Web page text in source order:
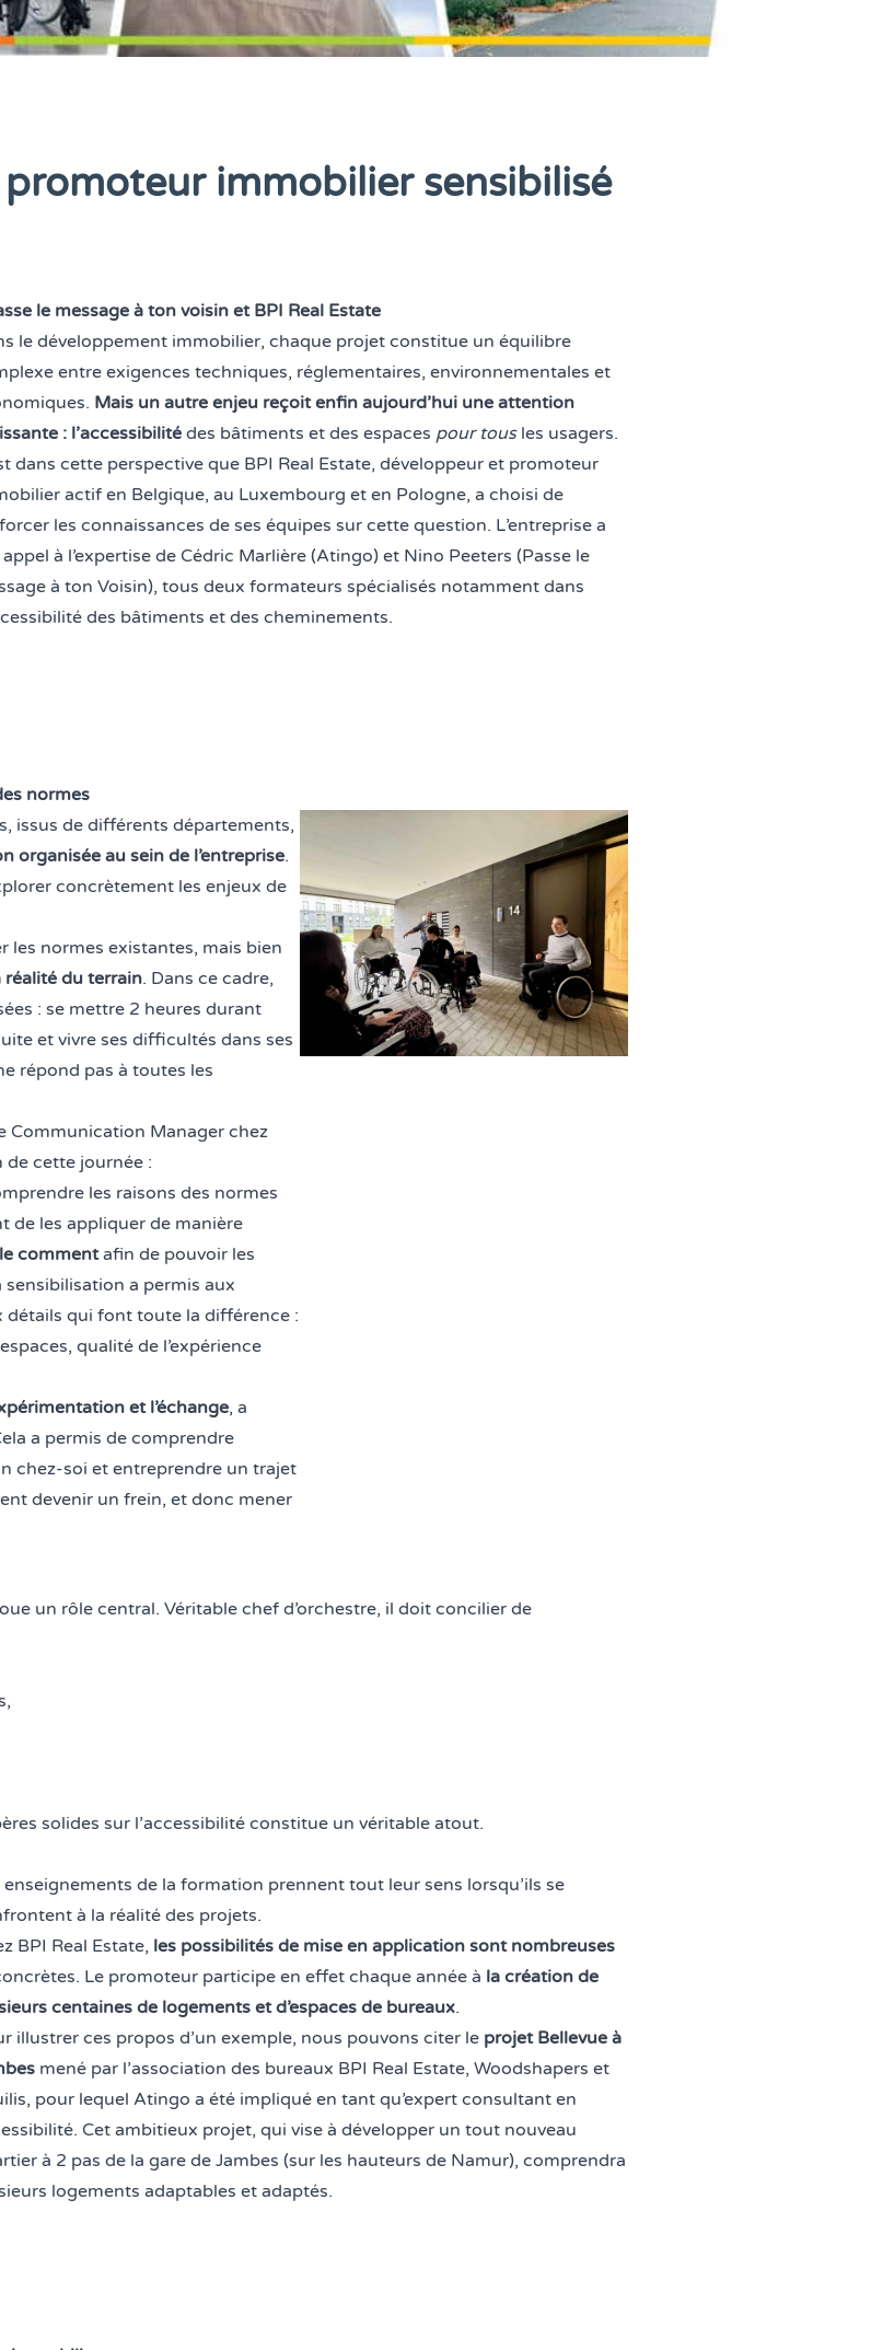
promoteur immobilier sensibilisé
le message à ton voisin et BPI Real Estate
le développement immobilier, chaque projet constitue un équilibre
entre exigences techniques, réglementaires, environnementales et
Mais un autre enjeu reçoit enfin aujourd’hui une attention
: l’accessibilité des bâtiments et des espaces pour tousles usagers.
dans cette perspective que BPI Real Estate, développeur et promoteur
actif en Belgique, au Luxembourg et en Pologne, a choisi de
les connaissances de ses équipes sur cette question. L’entreprise a
à l’expertise de Cédric Marlière(Atingo) et Nino Peeters (Passe le
à ton Voisin), tous deux formateurs spécialisés notamment dans
des bâtiments et des cheminements.
normes
issus de différents départements,
organisée au sein de l’entreprise.
concrètement les enjeux de
les normes existantes, mais bien
réalité du terrain. Dans ce cadre,
: se mettre 2 heures durant
et vivre ses difficultés dans ses
répond pas à toutes les
Communication Manager chez
de cette journée :
les raisons des normes
de les appliquer de manière
commentafin de pouvoir les
a permis aux
qui font toute la différence :
qualité de l’expérience
et l’échange, a
a permis de comprendre
chez-soi et entreprendre un trajet
devenir un frein, et donc mener
un rôle central. Véritable chef d’orchestre, il doit concilier de
solides sur l’accessibilité constitue un véritable atout.
enseignements de la formation prennent tout leur sens lorsqu’ils se
à la réalité des projets.
BPI Real Estate, les possibilités de mise en application sont nombreuses
Le promoteur participe en effet chaque année à la création de
centaines de logements et d’espaces de bureaux.
illustrer ces propos d’un exemple, nous pouvons citer le projet Bellevue à
mené par l’association des bureaux BPI Real Estate, Woodshapers et
, pour lequel Atingo a été impliqué en tant qu’expert consultant en
Cet ambitieux projet, qui vise à développer un tout nouveau
à 2 pas de la gare de Jambes (sur les hauteurs de Namur), comprendra
logements adaptables et adaptés.